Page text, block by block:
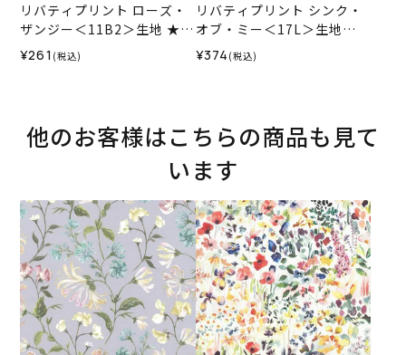
リバティプリント ローズ・
ザンジー＜11B2＞生地 ★復
刻色 （ホビーラホビーレオ
リジナル）2025SS
¥261 (税込)
リバティプリント シンク・
オブ・ミー＜17L＞生地
（ホビーラホビーレオリジ
ナル）2026ES
¥374 (税込)
他のお客様はこちらの商品も見て
います